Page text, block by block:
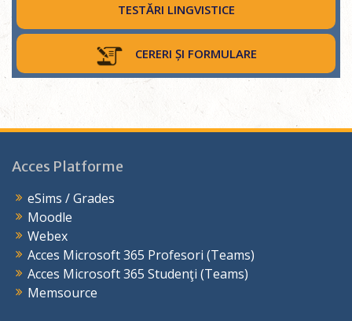
TESTĂRI LINGVISTICE
CERERI ȘI FORMULARE
Acces Platforme
eSims / Grades
Moodle
Webex
Acces Microsoft 365 Profesori (Teams)
Acces Microsoft 365 Studenţi (Teams)
Memsource